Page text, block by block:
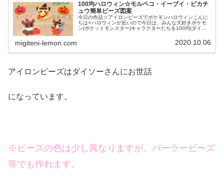
100均ハロウィン☆モルペコ・イーブイ・ピカチ
ュウ簡単ビーズ図案
今日の作品☆アイロンビーズでポケモンハロウィンこんに
ちは⭐ハロウィンが近いので今日は、みんな大好きポケモ
ン(ポケットモンスター)キャラクターたちを100均(ダイソ
migiteni-lemon.com 2020.10.06
アイロンビーズはダイソーさんにお世話
になっています。
※ビーズの色は少し異なりますが、パーラービーズ
等でも作れます。